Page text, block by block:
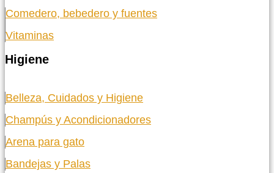
Comedero, bebedero y fuentes
Vitaminas
Higiene
Belleza, Cuidados y Higiene
Champús y Acondicionadores
Arena para gato
Bandejas y Palas